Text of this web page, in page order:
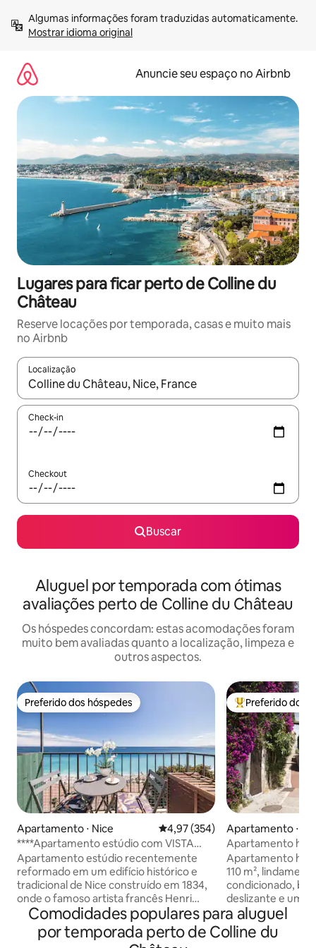
para
Mostrar idioma original
Anuncie seu espaço no Airbnb
Lugares para ficar perto de Colline du
Château
Reserve locações por temporada, casas e muito mais
no Airbnb
Localização
Quando os resultados estiverem disponíveis, explore-os
Check-in
Checkout
Buscar
Aluguel por temporada com ótimas
avaliações perto de Colline du Château
Os hóspedes concordam: estas acomodações foram
muito bem avaliadas quanto a localização, limpeza e
outros aspectos.
Preferido dos hóspedes
Preferido dos hóspedes
Apartamento ⋅ Nice 4,97 de uma avaliação média de
4,97 (354)
****Apartamento estúdio com VISTA
MAR e VARANDA****
Apartamento estúdio recentemente
reformado em um edifício histórico e
tradicional de Nice construído em 1834,
onde o famoso artista francês Henri
Matisse viveu e pintou várias obras-
primas, como A Baía de Nice em 1918.
Fantástica vista panorâmica para o mar
Entre os
Preferido dos
Apartamento ⋅
Vence
Apartamento
de Jacques
Apartamento
110 m²,
condicionado,
deslizante e um
jasmim com vista
montanhas, no
medieval que
Comodidades populares para aluguel
por temporada perto de Colline du